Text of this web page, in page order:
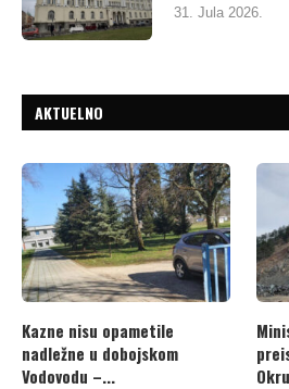
31. Jula 2026.
AKTUELNO
Kazne nisu opametile
nadležne u dobojskom
Vodovodu –...